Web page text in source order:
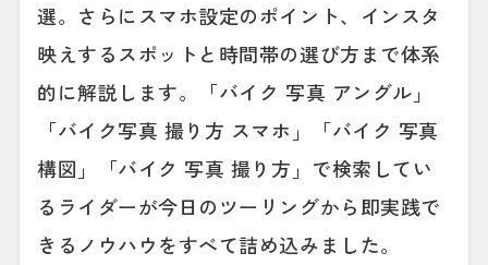
選。さらにスマホ設定のポイント、インスタ
映えするスポットと時間帯の選び方まで体系
的に解説します。「バイク 写真 アングル」
「バイク写真 撮り方 スマホ」「バイク 写真
構図」「バイク 写真 撮り方」で検索してい
るライダーが今日のツーリングから即実践で
きるノウハウをすべて詰め込みました。